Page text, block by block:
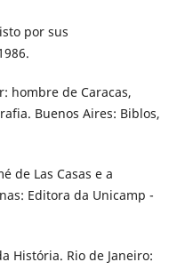
por sus
hombre de Caracas,
Buenos Aires: Biblos,
de Las Casas e a
Editora da Unicamp -
História. Rio de Janeiro: